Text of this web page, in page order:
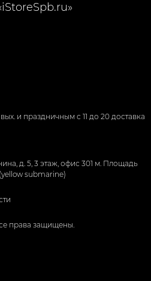
и праздничным с 11 до 20 доставка
д. 5, 3 этаж, офис 301 м. Площадь
submarine)
права защищены.